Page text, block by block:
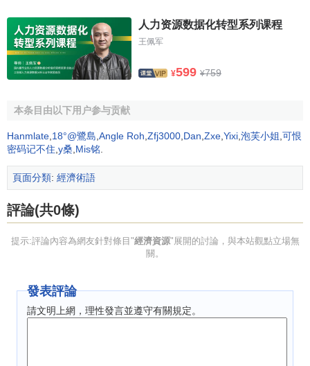
人力資源（Human Resources）
參與社會經濟活動的人既是其他物質資源、能量資源、
信息資源的組織者和管理者，又是自身物質、能量、信息的
物理性分割，必須統一地、綜合地運用；而人又是社會經濟
度，人力本身可被視為單獨的，與物質、能量、信息可相併
儲存——活化知識。遠離人類社會體系之外的人僅僅只是自
非人力資源。
經濟資源中直接來源於自然界的部分，方可被稱為自然
資源。但在以往經濟學研究中，物質、能量、信息最初大多
資源，人力資源天然存在於人類社會體系當中，自然資源和
人類本身也就被看作為最原始、最基本的經濟資源——原生
人力资源数据化转型系列课程
王佩军
¥599 ¥759
本条目由以下用户参与贡献
Hanmlate 18°@鷺島 Angle Roh Zfj3000 Dan Zxe Yixi 泡芙小姐 可恨
密码记不住 y桑 Mis铭
頁面分類: 經濟術語
評論(共0條)
提示:評論內容為網友針對條目"經濟資源"展開的討論，與本站觀點立場無
關。
發表評論
請文明上網，理性發言並遵守有關規定。